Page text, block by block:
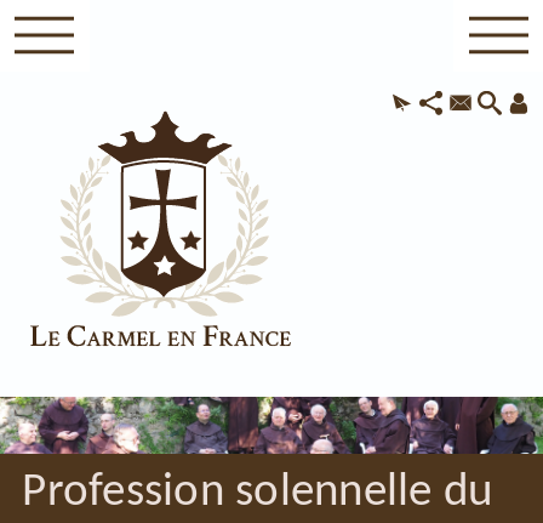
Profession solennelle du